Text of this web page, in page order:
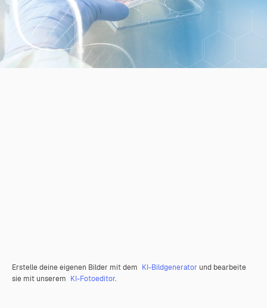
Erstelle deine eigenen Bilder mit dem KI-Bildgenerator und bearbeite
sie mit unserem KI-Fotoeditor.